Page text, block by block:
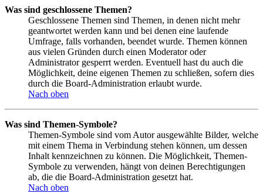
Was sind geschlossene Themen?
Geschlossene Themen sind Themen, in denen nicht mehr
geantwortet werden kann und bei denen eine laufende
Umfrage, falls vorhanden, beendet wurde. Themen können
aus vielen Gründen durch einen Moderator oder
Administrator gesperrt werden. Eventuell hast du auch die
Möglichkeit, deine eigenen Themen zu schließen, sofern dies
durch die Board-Administration erlaubt wurde.
Nach oben
Was sind Themen-Symbole?
Themen-Symbole sind vom Autor ausgewählte Bilder, welche
mit einem Thema in Verbindung stehen können, um dessen
Inhalt kennzeichnen zu können. Die Möglichkeit, Themen-
Symbole zu verwenden, hängt von deinen Berechtigungen
ab, die die Board-Administration gesetzt hat.
Nach oben